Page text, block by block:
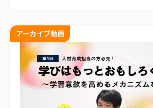
アーカイブ動画